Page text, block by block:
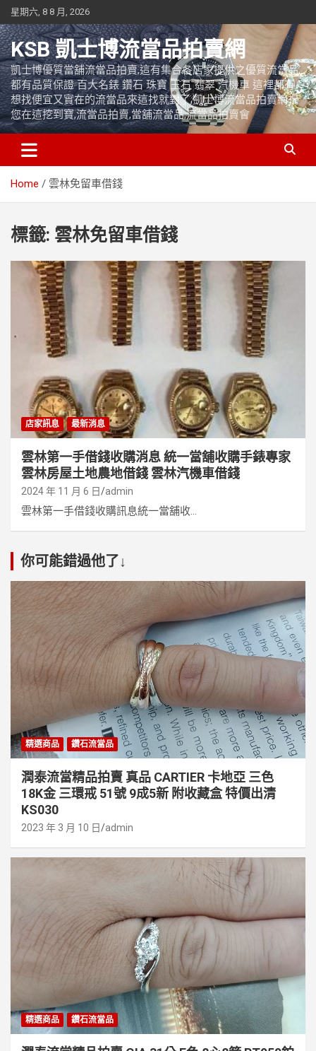
Skip
to
content
星期六, 8 8 月, 2026
KSB 凱士博流當品拍賣網
凱士博優質當舖流當品拍賣,這有集合各店家提供之優質流當品,
都有品質保證 百大名錶 鑽石 珠寶 玉石 翡翠 汽機車 這裡都有
想找便宜又實在的流當品來這找就對了,凱士博流當品拍賣網祝
您在這挖到寶,流當品拍賣,當舖流當品,流當品拍賣會
Home 雲林免留車借錢
標籤: 雲林免留車借錢
店家訊息 最新消息
雲林第一手借錢收購消息 統一當舖收購手錶專家
雲林房屋土地農地借錢 雲林汽機車借錢
2024 年 11 月 6 日 admin
雲林第一手借錢收購訊息統一當舖收...
你可能錯過他了↓
精選商品 鑽石流當品
潤泰流當精品拍賣 真品 CARTIER 卡地亞 三色
18K金 三環戒 51號 9成5新 附收藏盒 特價出清
KS030
2023 年 3 月 10 日 admin
精選商品 鑽石流當品